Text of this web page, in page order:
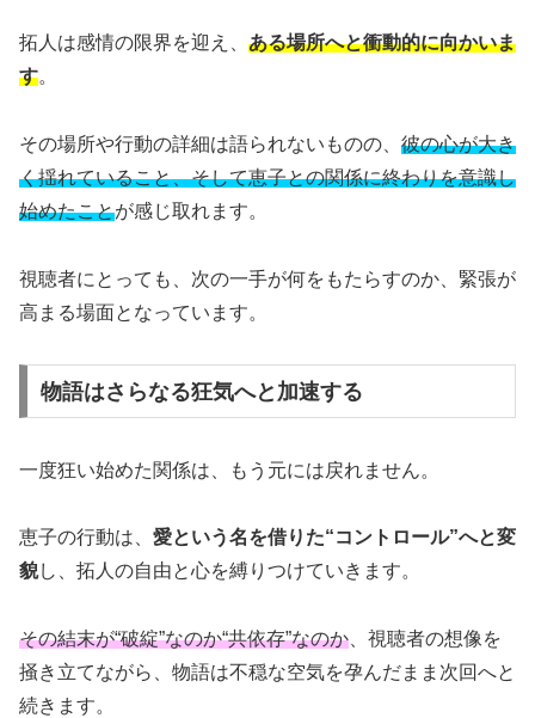
拓人は感情の限界を迎え、 ある場所へと衝動的に向かいま
す。
その場所や行動の詳細は語られないものの、 彼の心が大き
く揺れていること、そして恵子との関係に終わりを意識し
始めたことが感じ取れます。
視聴者にとっても、次の一手が何をもたらすのか、緊張が
高まる場面となっています。
物語はさらなる狂気へと加速する
一度狂い始めた関係は、もう元には戻れません。
恵子の行動は、 愛という名を借りた“コントロール”へと変
貌し、拓人の自由と心を縛りつけていきます。
その結末が“破綻”なのか“共依存”なのか 、視聴者の想像を
掻き立てながら、物語は不穏な空気を孕んだまま次回へと
続きます。